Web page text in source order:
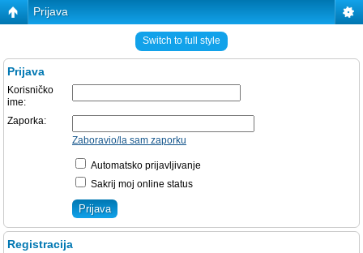
Prijava
Switch to full style
Prijava
Korisničko
ime:
Zaporka:
Zaboravio/la sam zaporku
Automatsko prijavljivanje
Sakrij moj online status
Registracija